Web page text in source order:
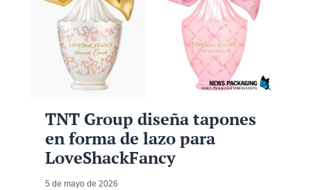
TNT Group diseña tapones
en forma de lazo para
LoveShackFancy
5 de mayo de 2026